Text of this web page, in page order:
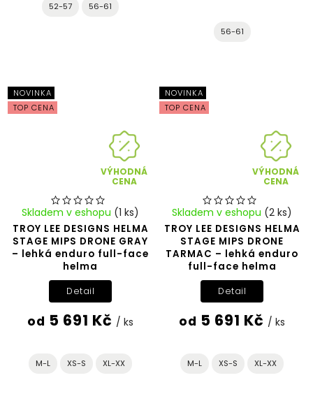
52-57 56-61
56-61
NOVINKA
TOP CENA
VÝHODNÁ
CENA
TROY LEE DESIGNS HELMA
STAGE MIPS DRONE GRAY
– lehká enduro full-face
helma
Skladem v eshopu (1 ks)
od 5 691 Kč / ks
Detail
M-L XS-S XL-XX
NOVINKA
TOP CENA
VÝHODNÁ
CENA
TROY LEE DESIGNS HELMA
STAGE MIPS DRONE
TARMAC – lehká enduro
full-face helma
Skladem v eshopu (2 ks)
od 5 691 Kč / ks
Detail
M-L XS-S XL-XX